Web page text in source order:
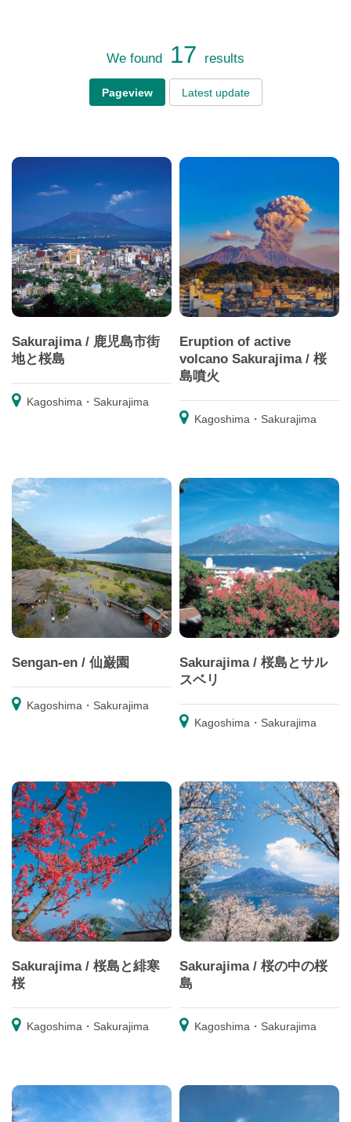
We found 17 results
Pageview Latest update
Sakurajima / 鹿児島市街
地と桜島
Kagoshima・Sakurajima
Eruption of active
volcano Sakurajima / 桜
島噴火
Kagoshima・Sakurajima
Sengan-en / 仙巌園
Kagoshima・Sakurajima
Sakurajima / 桜島とサル
スベリ
Kagoshima・Sakurajima
Sakurajima / 桜島と緋寒
桜
Kagoshima・Sakurajima
Sakurajima / 桜の中の桜
島
Kagoshima・Sakurajima